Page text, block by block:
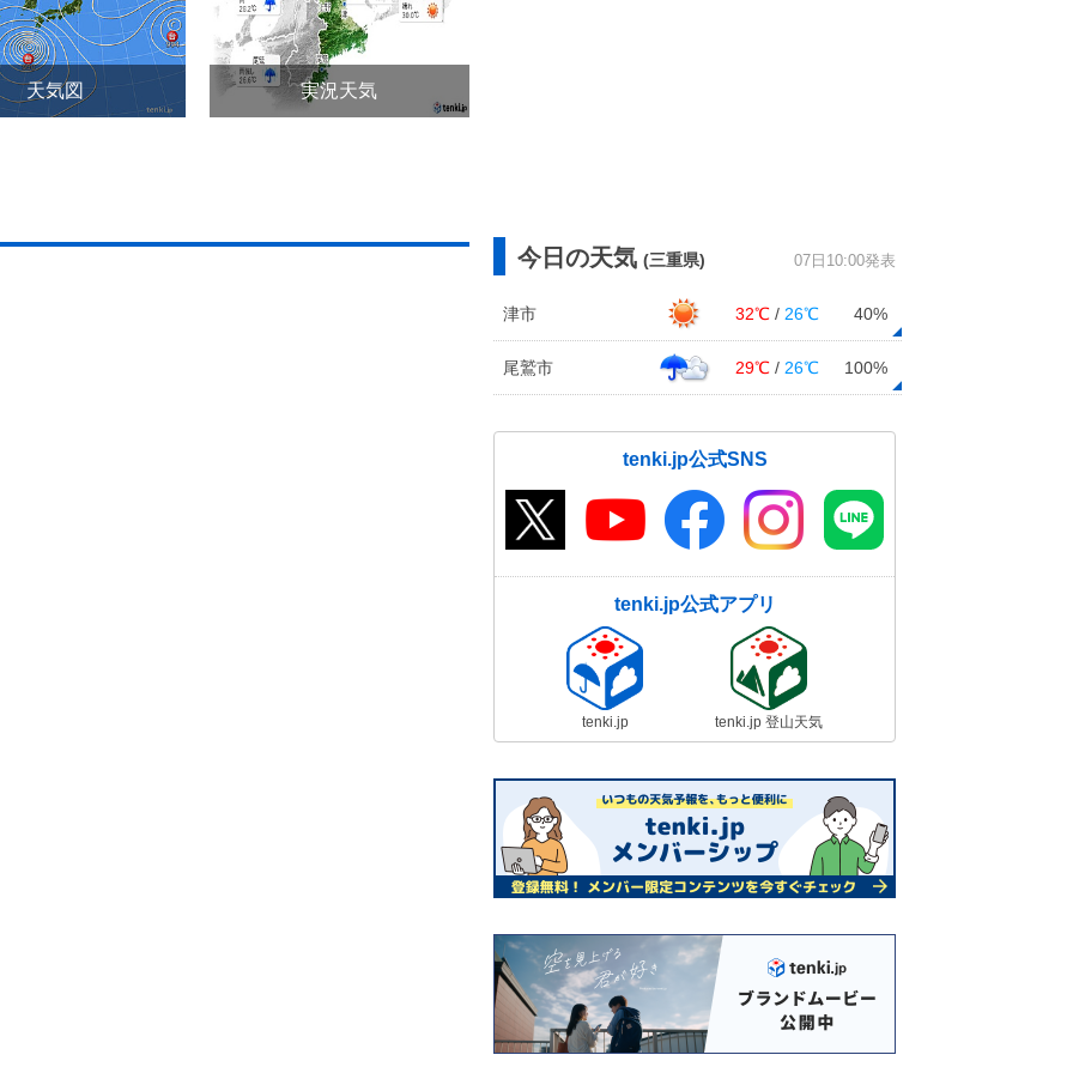
天気図 実況天気
今日の天気 (三重県) 07日10:00発表
津市 32℃ / 26℃ 40%
尾鷲市 29℃ / 26℃ 100%
tenki.jp公式SNS
tenki.jp公式アプリ
tenki.jp tenki.jp 登山天気